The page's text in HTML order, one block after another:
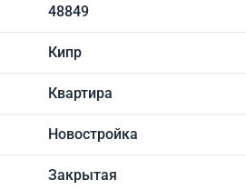
48849
Кипр
Квартира
Новостройка
Закрытая